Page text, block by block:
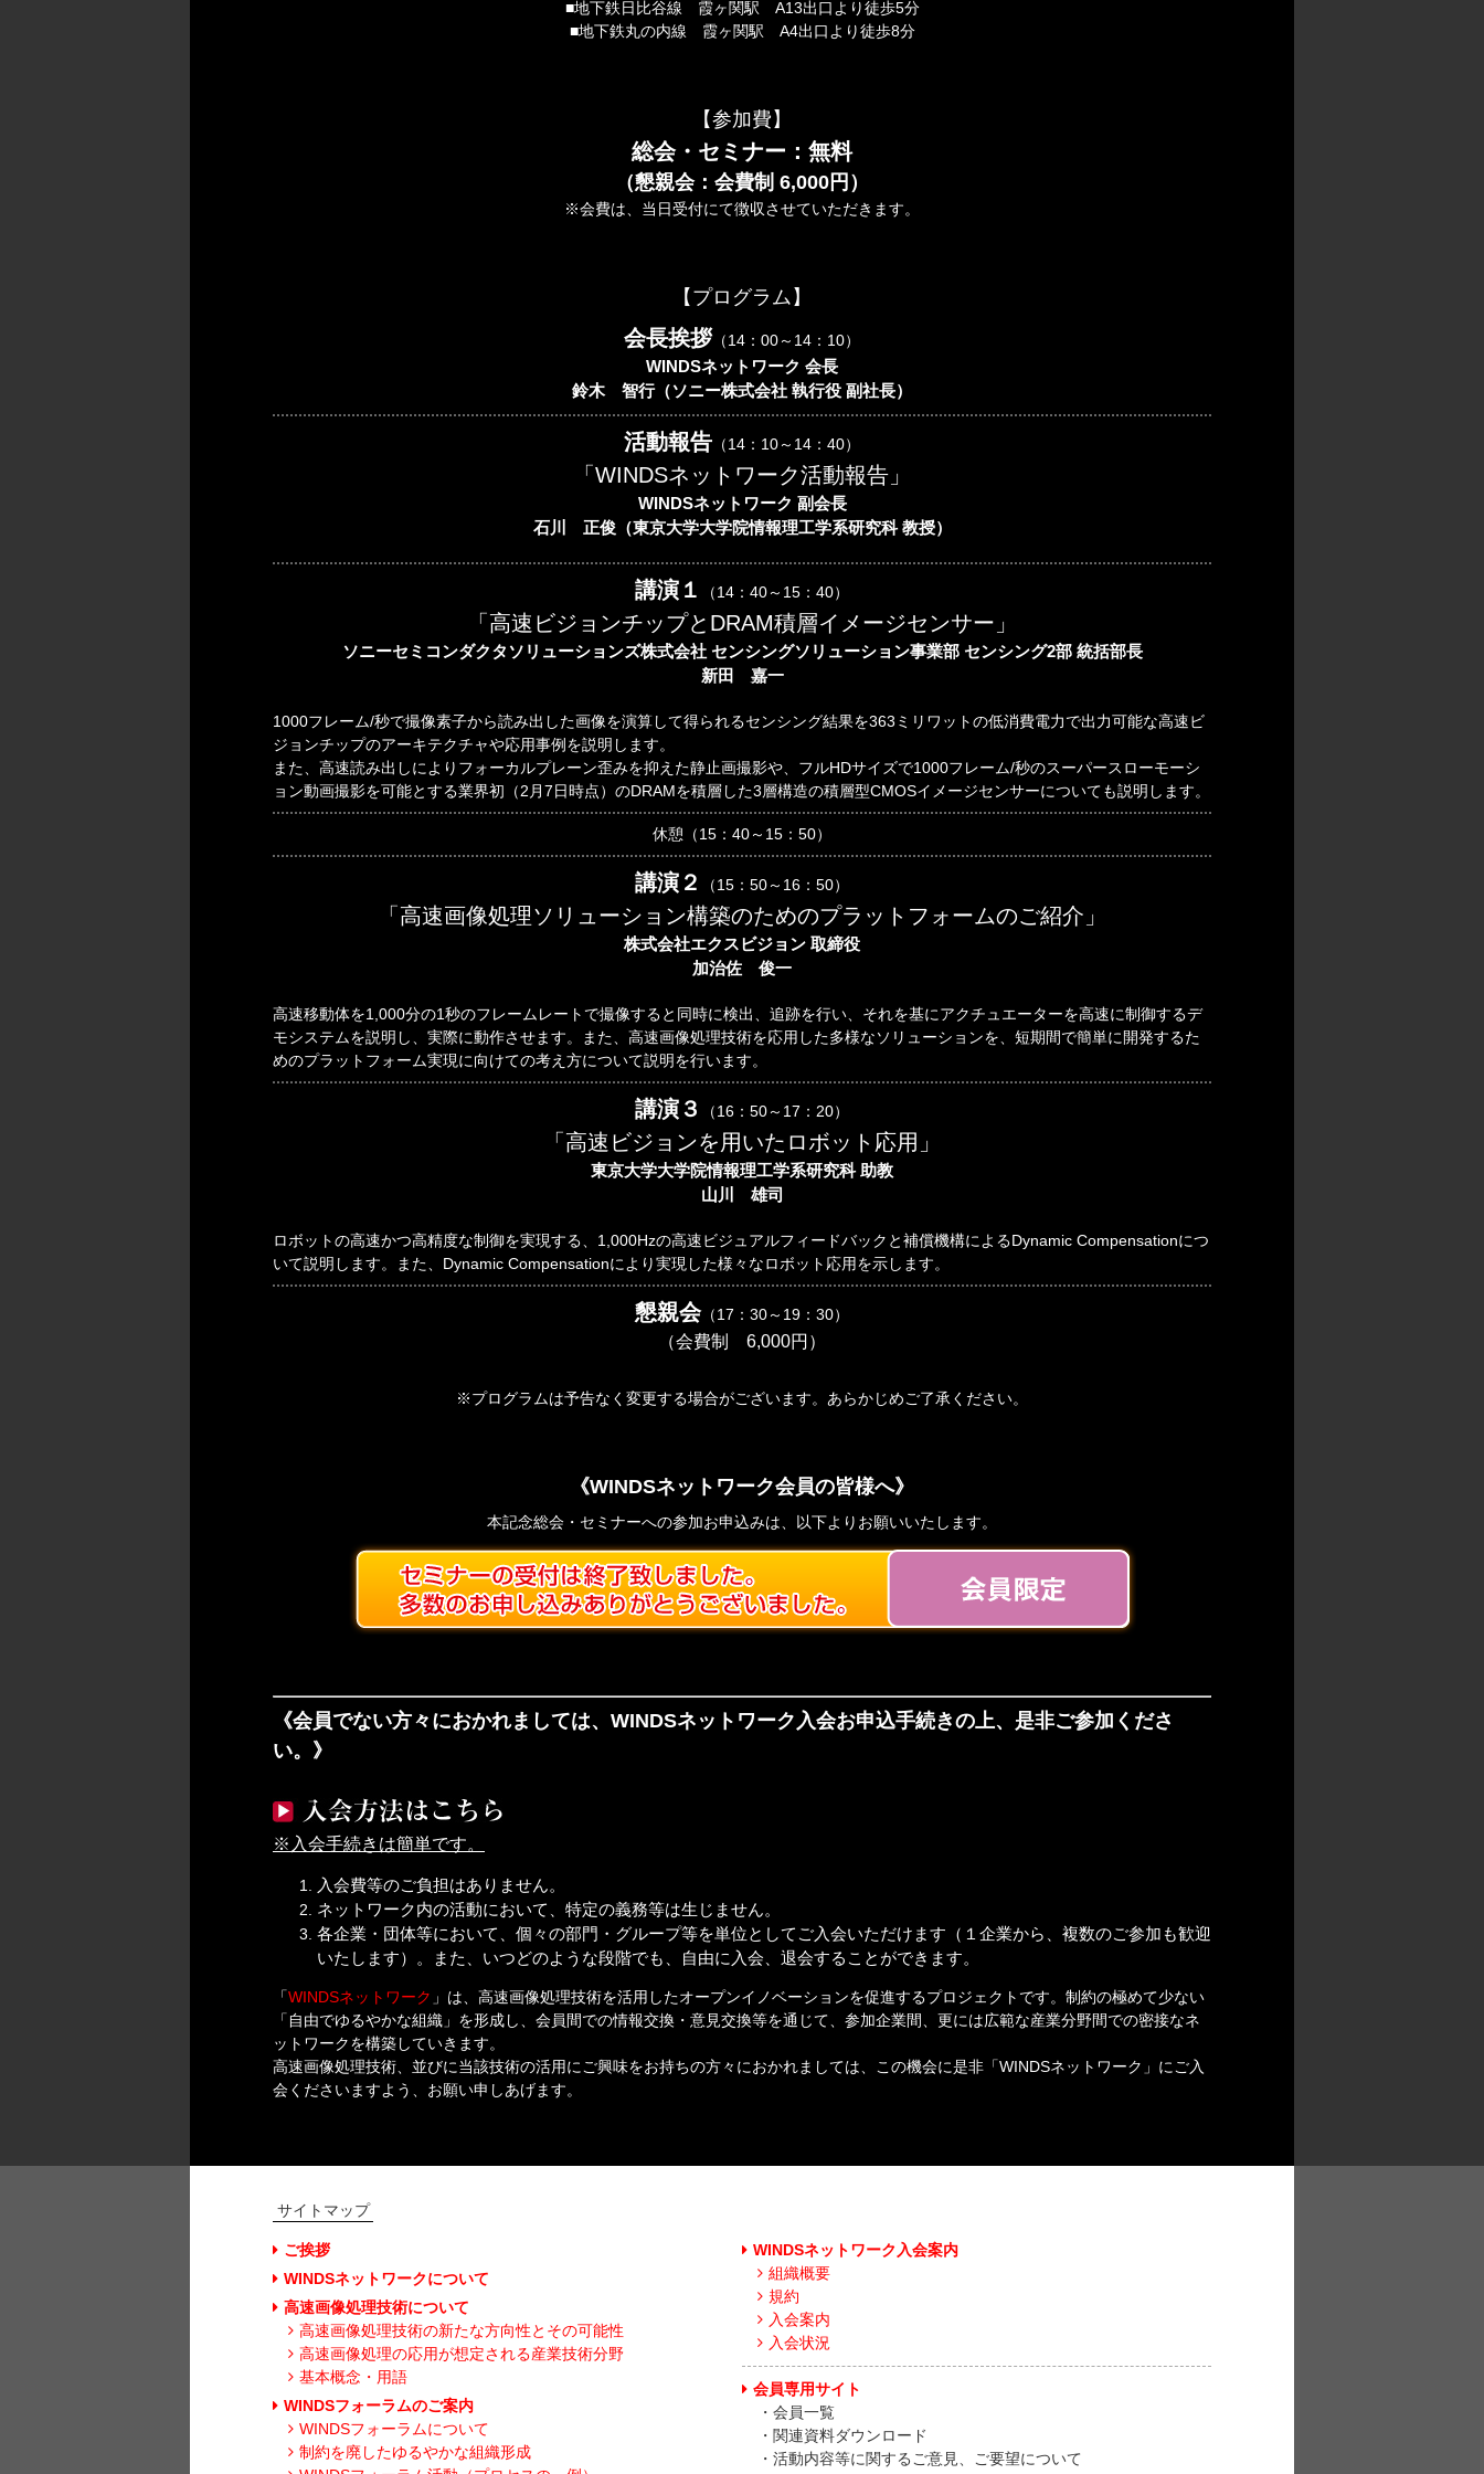
■地下鉄日比谷線 霞ヶ関駅 A13出口より徒歩5分
■地下鉄丸の内線 霞ヶ関駅 A4出口より徒歩8分
【参加費】
総会・セミナー：無料
（懇親会：会費制 6,000円）
※会費は、当日受付にて徴収させていただきます。
【プログラム】
会長挨拶（14：00～14：10）
WINDSネットワーク 会長
鈴木 智行（ソニー株式会社 執行役 副社長）
活動報告 （14：10～14：40）
「WINDSネットワーク活動報告」
WINDSネットワーク 副会長
石川 正俊（東京大学大学院情報理工学系研究科 教授）
講演１ （14：40～15：40）
「高速ビジョンチップとDRAM積層イメージセンサー」
ソニーセミコンダクタソリューションズ株式会社 センシングソリューション事業部 センシング2部 統括部長
新田 嘉一
1000フレーム/秒で撮像素子から読み出した画像を演算して得られるセンシング結果を363ミリワットの低消費電力で出力可能な高速ビ
ジョンチップのアーキテクチャや応用事例を説明します。
また、高速読み出しによりフォーカルプレーン歪みを抑えた静止画撮影や、フルHDサイズで1000フレーム/秒のスーパースローモーシ
ョン動画撮影を可能とする業界初（2月7日時点）のDRAMを積層した3層構造の積層型CMOSイメージセンサーについても説明します。
休憩（15：40～15：50）
講演２ （15：50～16：50）
「高速画像処理ソリューション構築のためのプラットフォームのご紹介」
株式会社エクスビジョン 取締役
加治佐 俊一
高速移動体を1,000分の1秒のフレームレートで撮像すると同時に検出、追跡を行い、それを基にアクチュエーターを高速に制御するデ
モシステムを説明し、実際に動作させます。また、高速画像処理技術を応用した多様なソリューションを、短期間で簡単に開発するた
めのプラットフォーム実現に向けての考え方について説明を行います。
講演３ （16：50～17：20）
「高速ビジョンを用いたロボット応用」
東京大学大学院情報理工学系研究科 助教
山川 雄司
ロボットの高速かつ高精度な制御を実現する、1,000Hzの高速ビジュアルフィードバックと補償機構によるDynamic Compensationにつ
いて説明します。また、Dynamic Compensationにより実現した様々なロボット応用を示します。
懇親会（17：30～19：30）
（会費制 6,000円）
※プログラムは予告なく変更する場合がございます。あらかじめご了承ください。
《WINDSネットワーク会員の皆様へ》
本記念総会・セミナーへの参加お申込みは、以下よりお願いいたします。
《会員でない方々におかれましては、WINDSネットワーク入会お申込手続きの上、是非ご参加くださ
い。》
※入会手続きは簡単です。
入会費等のご負担はありません。
ネットワーク内の活動において、特定の義務等は生じません。
各企業・団体等において、個々の部門・グループ等を単位としてご入会いただけます（１企業から、複数のご参加も歓迎
いたします）。また、いつどのような段階でも、自由に入会、退会することができます。
「WINDSネットワーク 」は、高速画像処理技術を活用したオープンイノベーションを促進するプロジェクトです。制約の極めて少ない
「自由でゆるやかな組織」を形成し、会員間での情報交換・意見交換等を通じて、参加企業間、更には広範な産業分野間での密接なネ
ットワークを構築していきます。
高速画像処理技術、並びに当該技術の活用にご興味をお持ちの方々におかれましては、この機会に是非「WINDSネットワーク」にご入
会くださいますよう、お願い申しあげます。
サイトマップ
ご挨拶
WINDSネットワークについて
高速画像処理技術について
高速画像処理技術の新たな方向性とその可能性
高速画像処理の応用が想定される産業技術分野
基本概念・用語
WINDSフォーラムのご案内
WINDSフォーラムについて
制約を廃したゆるやかな組織形成
WINDSネットワーク入会案内
組織概要
規約
入会案内
入会状況
会員専用サイト
・会員一覧
・関連資料ダウンロード
・活動内容等に関するご意見、ご要望について